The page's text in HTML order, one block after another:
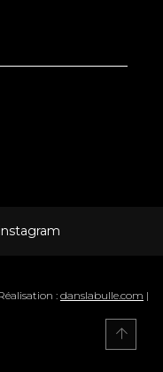
instagram
: danslabulle.com |